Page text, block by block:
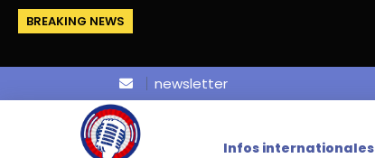
BREAKING NEWS
newsletter
Infos internationales